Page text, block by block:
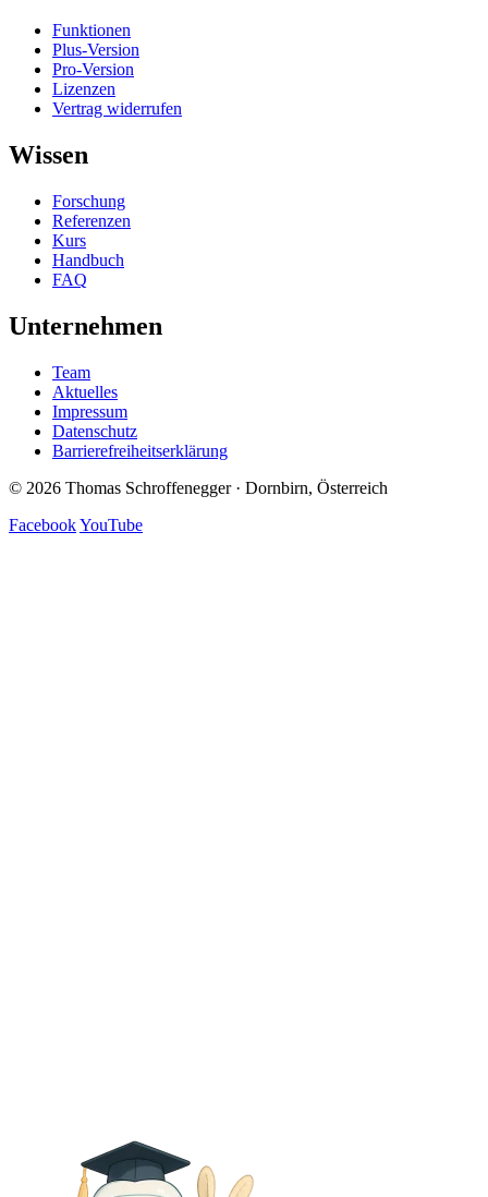
Funktionen
Plus-Version
Pro-Version
Lizenzen
Vertrag widerrufen
Wissen
Forschung
Referenzen
Kurs
Handbuch
FAQ
Unternehmen
Team
Aktuelles
Impressum
Datenschutz
Barrierefreiheitserklärung
© 2026 Thomas Schroffenegger · Dornbirn, Österreich
FacebookYouTube